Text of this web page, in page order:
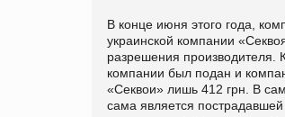
В конце июня этого года,
украинской компании
разрешения производителя.
компании был подан и
«Секвои» лишь 412 грн. В
сама является